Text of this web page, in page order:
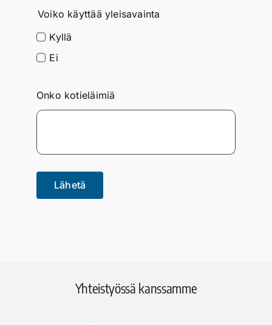
Voiko käyttää yleisavainta
Kyllä
Ei
Onko kotieläimiä
Lähetä
Yhteistyössä kanssamme